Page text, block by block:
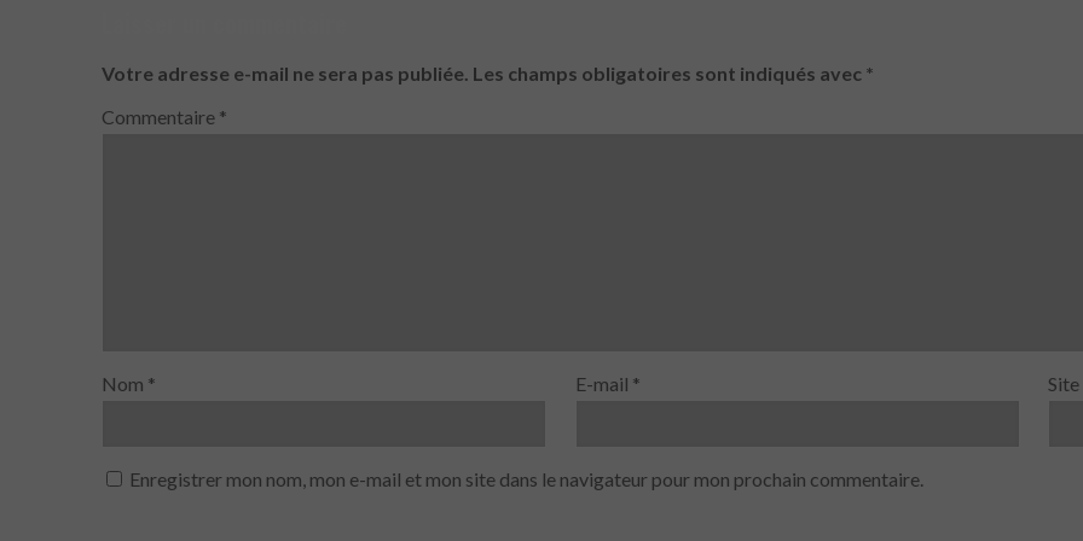
Votre adresse e-mail ne sera pas publiée. Les champs obligatoires sont indiqués avec *
Commentaire *
Nom * E-mail *
Enregistrer mon nom, mon e-mail et mon site dans le navigateur pour mon prochain commentaire.